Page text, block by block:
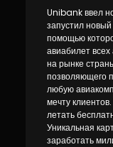
Unibank ввел
запустил
помощью
авиабилет
на рынке
позволяющего
любую
мечту
летать
Уникальная
заработать